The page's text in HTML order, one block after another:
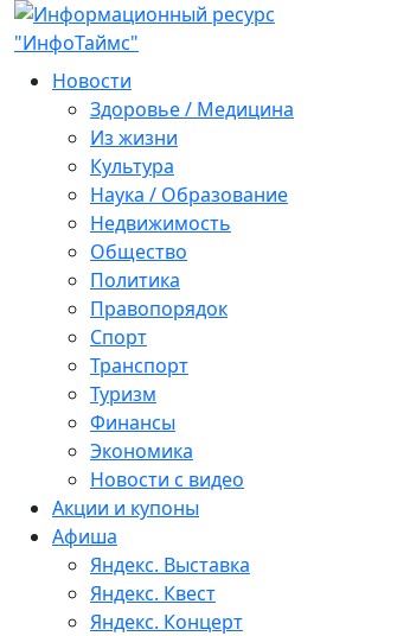
Новости
Здоровье / Медицина
Из жизни
Культура
Наука / Образование
Недвижимость
Общество
Политика
Правопорядок
Спорт
Транспорт
Туризм
Финансы
Экономика
Новости с видео
Акции и купоны
Афиша
Яндекс. Выставка
Яндекс. Квест
Яндекс. Концерт